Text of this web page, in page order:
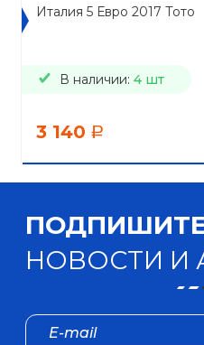
Италия 5 Евро 2017 Тото
В наличии: 4 шт
3 140 a
НОВОСТИ И